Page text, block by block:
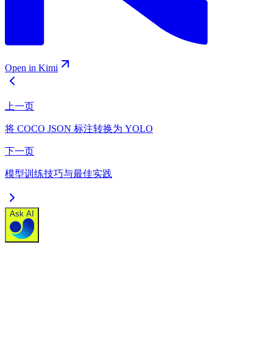
Open in Kimi
上一页
将 COCO JSON 标注转换为 YOLO
下一页
模型训练技巧与最佳实践
Ask AI